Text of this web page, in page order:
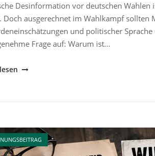
Desinformation vor deutschen
Doch ausgerechnet im Wahlkampf sollten
und politischer
Frage auf: Warum ist...